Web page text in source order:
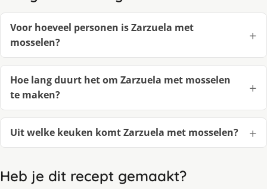
Voor hoeveel personen is Zarzuela met
mosselen?
Hoe lang duurt het om Zarzuela met mosselen
te maken?
Uit welke keuken komt Zarzuela met mosselen?
Heb je dit recept gemaakt?